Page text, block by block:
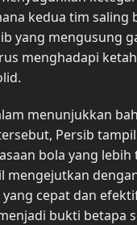
kedua tim saling
yang mengusung
menghadapi
menunjukkan
Persib
bola yang lebih
mengejutkan
cepat dan
bukti betapa